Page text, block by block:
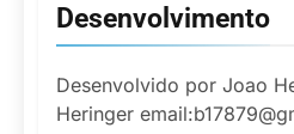
Desenvolvimento
Desenvolvido por Joao
Heringer